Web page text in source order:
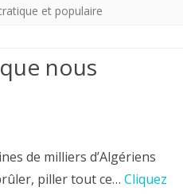
et populaire
nous
de milliers d’Algériens
piller tout ce… Cliquez